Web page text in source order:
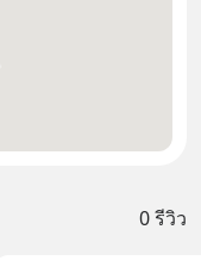
0 รีวิว